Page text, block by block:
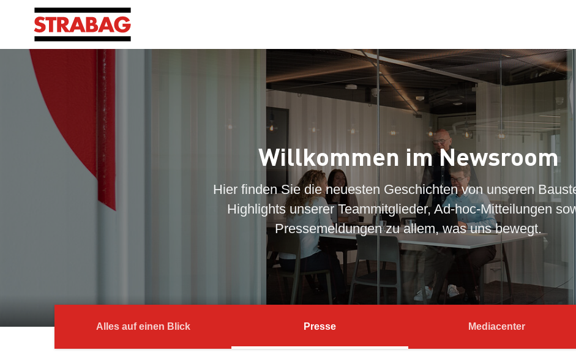
Willkommen im Newsroom
Hier finden Sie die neuesten Geschichten von unseren
Highlights unserer Teammitglieder, Ad-hoc-Mitteilungen
Pressemeldungen zu allem, was uns bewegt.
Alles auf einen Blick Presse Mediacenter